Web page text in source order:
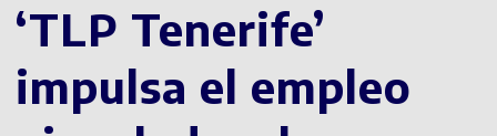
‘TLP Tenerife’
impulsa el empleo